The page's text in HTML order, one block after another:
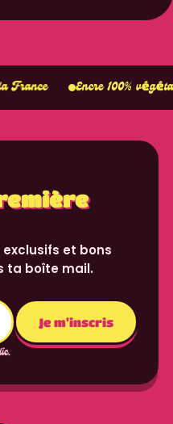
Encre 100% végétale Tient
et bons
ta boîte mail.
Je m'inscris